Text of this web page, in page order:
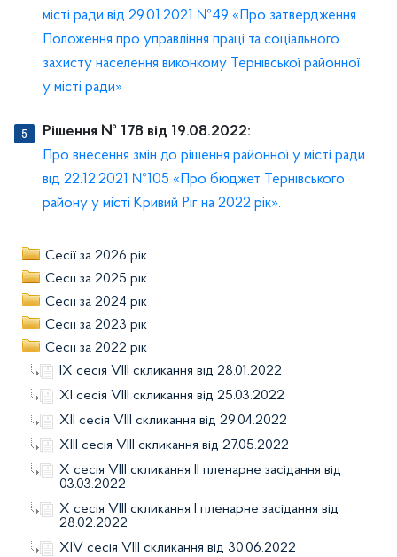
місті ради від 29.01.2021 №49 «Про затвердження
Положення про управління праці та соціального
захисту населення виконкому Тернівської районної
у місті ради»
Рішення № 178 від 19.08.2022:
Про внесення змін до рішення районної у місті ради
від 22.12.2021 №105 «Про бюджет Тернівського
району у місті Кривий Ріг на 2022 рік».
Сесії за 2026 рік
Сесії за 2025 рік
Сесії за 2024 рік
Сесії за 2023 рік
Сесії за 2022 рік
IX сесія VIIІ скликання від 28.01.2022
XI сесія VIII скликання від 25.03.2022
XII сесія VIII скликання від 29.04.2022
XIII сесія VIII скликання від 27.05.2022
X сесія VIII скликання ІІ пленарне засідання від
03.03.2022
X сесія VIII скликання І пленарне засідання від
28.02.2022
XIV сесія VIII скликання від 30.06.2022